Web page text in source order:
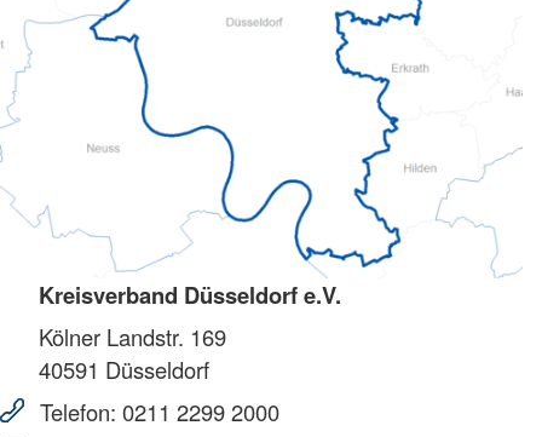
Kreisverband Düsseldorf e.V.
Kölner Landstr. 169
40591 Düsseldorf
Telefon: 0211 2299 2000